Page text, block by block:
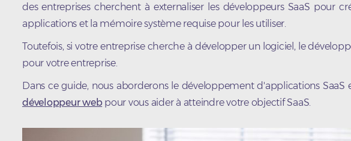
des entreprises cherchent à externaliser les développeurs SaaS pour
applications et la mémoire système requise pour les utiliser.
Toutefois, si votre entreprise cherche à développer un logiciel, le
pour votre entreprise.
Dans ce guide, nous aborderons le développement d'applications SaaS
développeur webpour vous aider à atteindre votre objectif SaaS.